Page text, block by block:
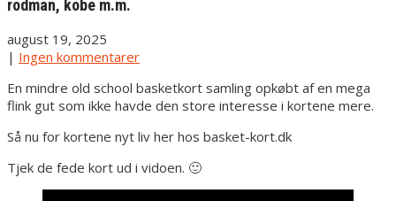
rodman, kobe m.m.
august 19, 2025
| Ingen kommentarer
En mindre old school basketkort samling opkøbt af en mega
flink gut som ikke havde den store interesse i kortene mere.
Så nu for kortene nyt liv her hos basket-kort.dk
Tjek de fede kort ud i vidoen. 🙂